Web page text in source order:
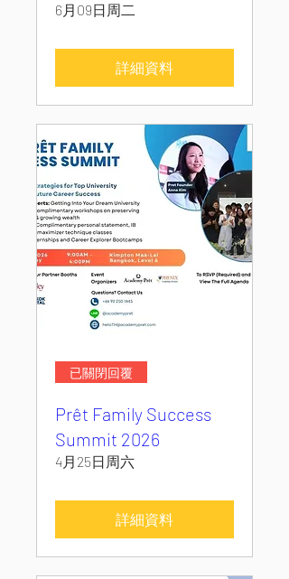
6月09日周二
詳細資料
已關閉回覆
Prêt Family Success
Summit 2026
4月25日周六
詳細資料